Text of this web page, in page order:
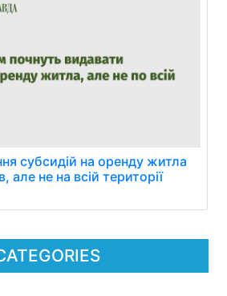
субсидій на оренду житла
але не на всій території